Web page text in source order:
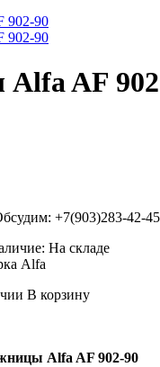
AF
+7(903)283-42-45
На складе
Alfa
В корзину
Alfa AF 902-90